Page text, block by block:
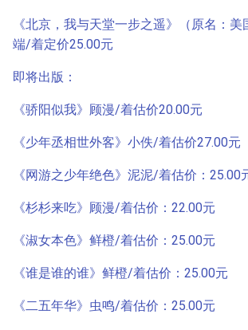
《北京，我与天堂一步之遥》（原名：
端/着定价25.00元
即将出版：
《骄阳似我》顾漫/着估价20.00元
《少年丞相世外客》小佚/着估价27.00元
《网游之少年绝色》泥泥/着估价：25.00
《杉杉来吃》顾漫/着估价：22.00元
《淑女本色》鲜橙/着估价：25.00元
《谁是谁的谁》鲜橙/着估价：25.00元
《二五年华》虫鸣/着估价：25.00元